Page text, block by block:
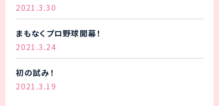
2021.3.30
まもなくプロ野球開幕！
2021.3.24
初の試み！
2021.3.19